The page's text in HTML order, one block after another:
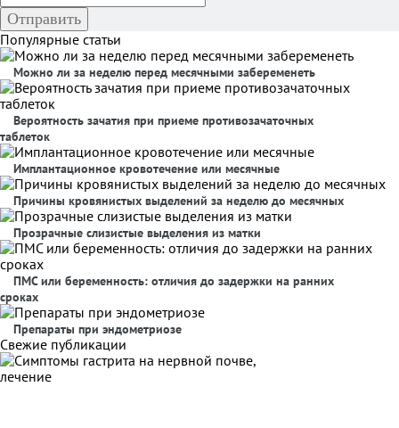
Популярные статьи
Можно ли за неделю перед месячными забеременеть
Вероятность зачатия при приеме противозачаточных
таблеток
Имплантационное кровотечение или месячные
Причины кровянистых выделений за неделю до месячных
Прозрачные слизистые выделения из матки
ПМС или беременность: отличия до задержки на ранних
сроках
Препараты при эндометриозе
Свежие публикации